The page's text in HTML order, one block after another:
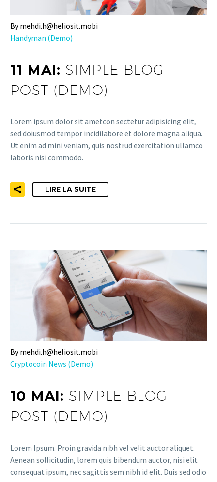
By mehdi.h@heliosit.mobi
Handyman (Demo)
11 MAI: SIMPLE BLOG
POST (DEMO)
Lorem ipsum dolor sit ametcon sectetur adipisicing elit,
sed doiusmod tempor incidilabore et dolore magna aliqua.
Ut enim ad mini veniam, quis nostrud exercitation ullamco
laboris nisi commodo.
LIRE LA SUITE
By mehdi.h@heliosit.mobi
Cryptocoin News (Demo)
10 MAI: SIMPLE BLOG
POST (DEMO)
Lorem Ipsum. Proin gravida nibh vel velit auctor aliquet.
Aenean sollicitudin, lorem quis bibendum auctor, nisi elit
consequat ipsum, nec sagittis sem nibh id elit. Duis sed odio